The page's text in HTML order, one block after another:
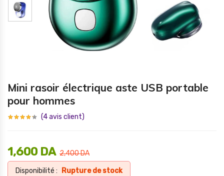
Mini rasoir électrique aste USB portable
pour hommes
(4avis client)
2,400DA
1,600 DA
Disponibilité : Rupture de stock